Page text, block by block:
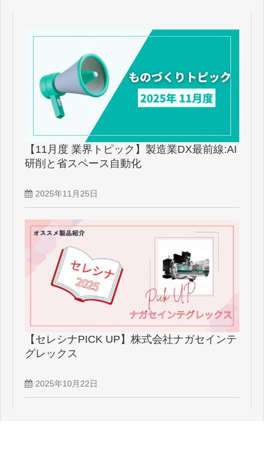
【11月度 業界トピック】製造業DX最前線:AI
研削と省スペース自動化
2025年11月25日
【セレシナPICK UP】株式会社ナガセインテ
グレックス
2025年10月22日